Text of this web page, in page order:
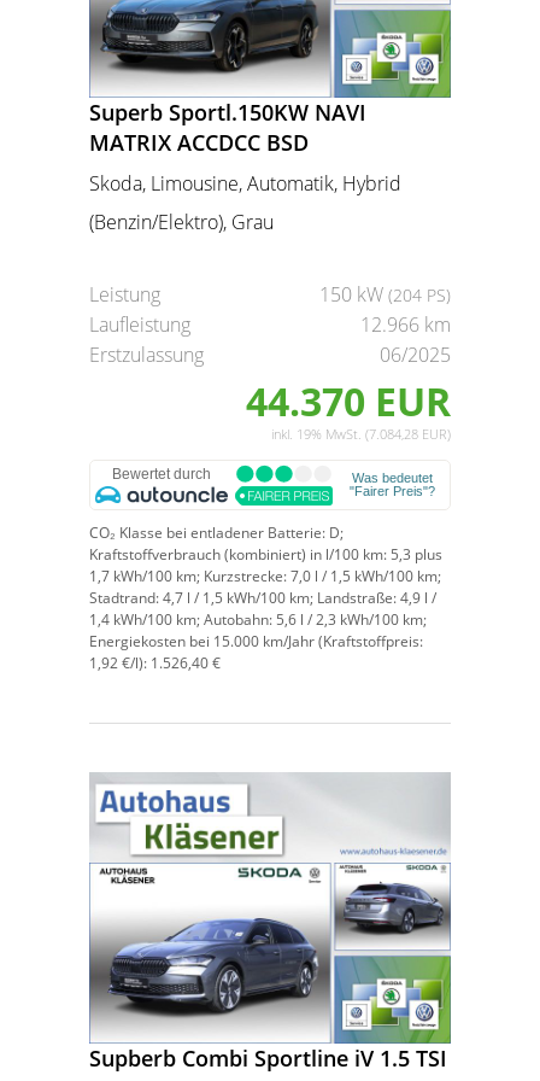
Superb Sportl.150KW NAVI
MATRIX ACCDCC BSD
Skoda, Limousine, Automatik, Hybrid
(Benzin/Elektro), Grau
Leistung 150 kW (204 PS)
Laufleistung
12.966 km
Erstzulassung
06/2025
44.370 EUR
inkl. 19% MwSt. (7.084,28 EUR)
CO₂ Klasse bei entladener Batterie: D;
Kraftstoffverbrauch (kombiniert) in l/100 km: 5,3 plus
1,7 kWh/100 km; Kurzstrecke:7,0 l / 1,5 kWh/100 km;
Stadtrand:4,7 l / 1,5 kWh/100 km; Landstraße:4,9 l /
1,4 kWh/100 km;Autobahn: 5,6 l / 2,3 kWh/100 km;
Energiekosten bei 15.000 km/Jahr (Kraftstoffpreis:
1,92€/l): 1.526,40 €
Supberb Combi Sportline iV 1.5 TSI